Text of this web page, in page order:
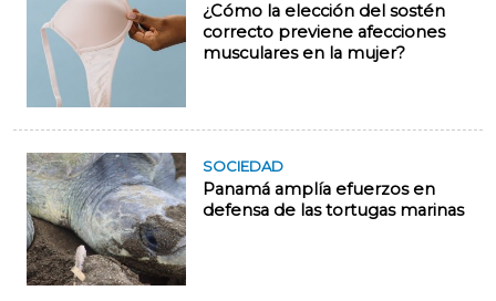
¿Cómo la elección del sostén
correcto previene afecciones
musculares en la mujer?
SOCIEDAD
Panamá amplía efuerzos en
defensa de las tortugas marinas